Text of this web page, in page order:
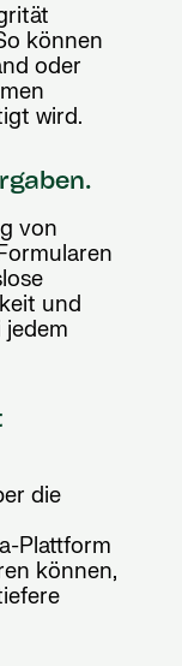
können
oder
wird.
von
und
die
Plattform
können,